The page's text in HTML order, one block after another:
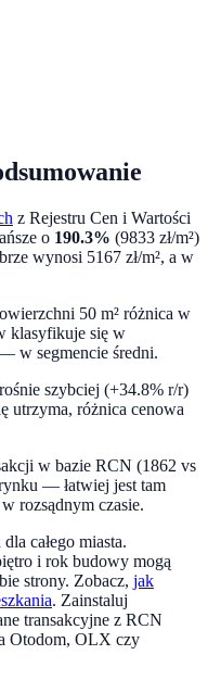
z Rejestru Cen i Wartości
o 190.3% (9833 zł/m²)
wynosi 5167 zł/m², a w
50 m² różnica w
klasyfikuje się w
w segmencie średni.
szybciej (+34.8% r/r)
utrzyma, różnica cenowa
w bazie RCN (1862 vs
— łatwiej jest tam
rozsądnym czasie.
całego miasta.
i rok budowy mogą
strony. Zobacz, jak
. Zainstaluj
transakcyjne z RCN
Otodom, OLX czy